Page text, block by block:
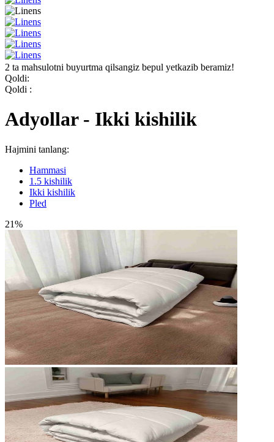
2 ta mahsulotni buyurtma qilsangiz bepul yetkazib beramiz!
Qoldi:
Qoldi :
Adyollar - Ikki kishilik
Hajmini tanlang:
Hammasi
1.5 kishilik
Ikki kishilik
Pled
21%